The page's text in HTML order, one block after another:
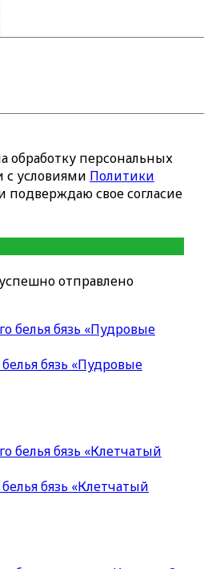
обработку персональных
с условиями Политики
подверждаю свое согласие
отправлено
бязь «Пудровые
бязь «Клетчатый